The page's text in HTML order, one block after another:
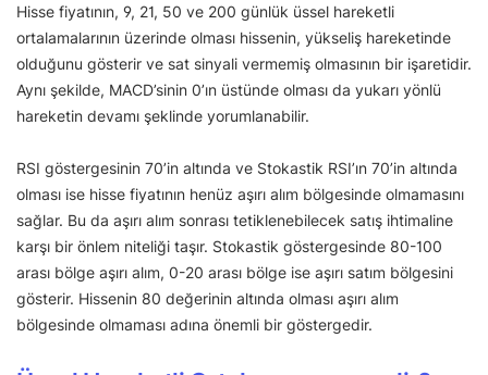
Hisse fiyatının, 9, 21, 50 ve 200 günlük üssel hareketli
ortalamalarının üzerinde olması hissenin, yükseliş hareketinde
olduğunu gösterir ve sat sinyali vermemiş olmasının bir işaretidir.
Aynı şekilde, MACD’sinin 0’ın üstünde olması da yukarı yönlü
hareketin devamı şeklinde yorumlanabilir.
RSI göstergesinin 70’in altında ve Stokastik RSI’ın 70’in altında
olması ise hisse fiyatının henüz aşırı alım bölgesinde olmamasını
sağlar. Bu da aşırı alım sonrası tetiklenebilecek satış ihtimaline
karşı bir önlem niteliği taşır. Stokastik göstergesinde 80-100
arası bölge aşırı alım, 0-20 arası bölge ise aşırı satım bölgesini
gösterir. Hissenin 80 değerinin altında olması aşırı alım
bölgesinde olmaması adına önemli bir göstergedir.